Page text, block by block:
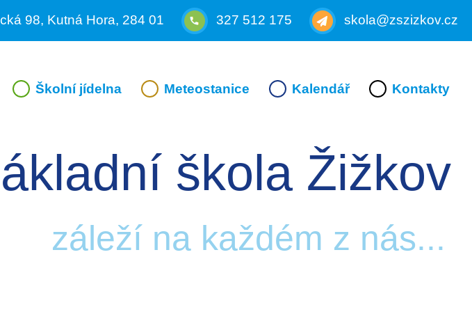
98, Kutná Hora, 284 01 327 512 175 skola@zszizkov.cz
Školní jídelna Meteostanice Kalendář Kontakty
škola Žižkov
záleží na každém z nás...